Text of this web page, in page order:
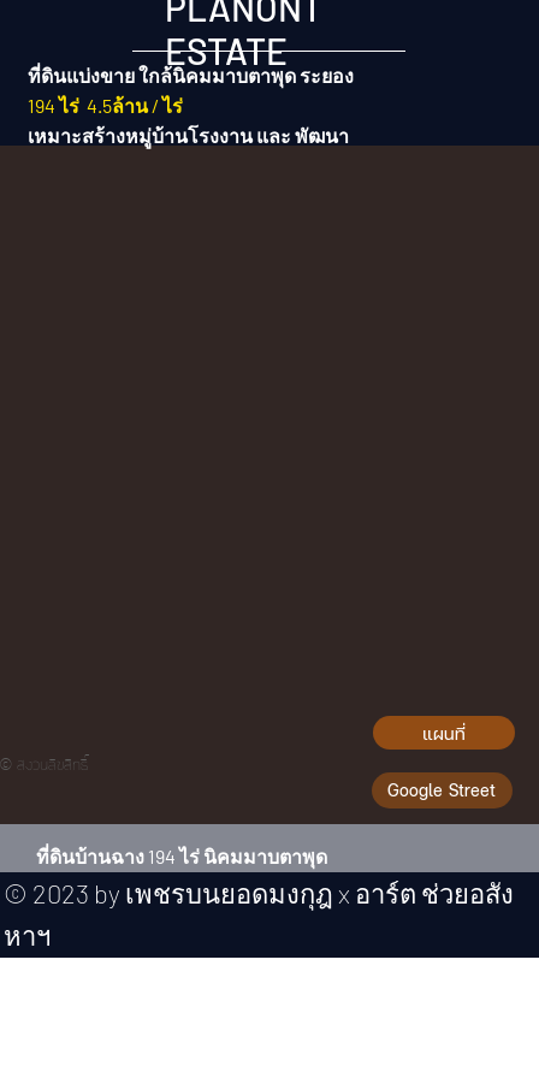
แผนที่
Google Street
© สงวนลิขสิทธิ์
ESTATE
ที่ดินแบ่งขาย ใกล้นิคมมาบตาพุด ระยอง
194 ไร่4.5ล้าน / ไร่
เหมาะสร้างหมู่บ้านโรงงาน และ พัฒนา
ที่ดินบ้านฉาง 194 ไร่ นิคมมาบตาพุด
© 2023 by เพชรบนยอดมงกุฎ x อาร์ต ช่วยอสัง
หาฯ